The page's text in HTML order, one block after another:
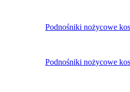
Podnośniki nożycowe
Podnośniki nożycowe